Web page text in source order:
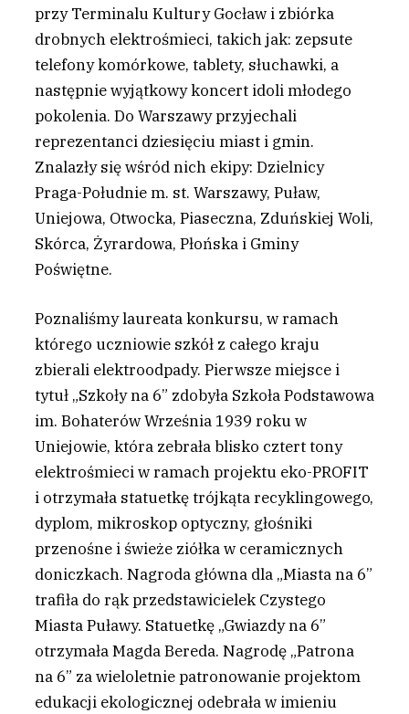
przy Terminalu Kultury Gocław i zbiórka
drobnych elektrośmieci, takich jak: zepsute
telefony komórkowe, tablety, słuchawki, a
następnie wyjątkowy koncert idoli młodego
pokolenia. Do Warszawy przyjechali
reprezentanci dziesięciu miast i gmin.
Znalazły się wśród nich ekipy: Dzielnicy
Praga-Południe m. st. Warszawy, Puław,
Uniejowa, Otwocka, Piaseczna, Zduńskiej Woli,
Skórca, Żyrardowa, Płońska i Gminy
Poświętne.
Poznaliśmy laureata konkursu, w ramach
którego uczniowie szkół z całego kraju
zbierali elektroodpady. Pierwsze miejsce i
tytuł „Szkoły na 6” zdobyła Szkoła Podstawowa
im. Bohaterów Września 1939 roku w
Uniejowie, która zebrała blisko cztert tony
elektrośmieci w ramach projektu eko-PROFIT
i otrzymała statuetkę trójkąta recyklingowego,
dyplom, mikroskop optyczny, głośniki
przenośne i świeże ziółka w ceramicznych
doniczkach. Nagroda główna dla „Miasta na 6”
trafiła do rąk przedstawicielek Czystego
Miasta Puławy. Statuetkę „Gwiazdy na 6”
otrzymała Magda Bereda. Nagrodę „Patrona
na 6” za wieloletnie patronowanie projektom
edukacji ekologicznej odebrała w imieniu